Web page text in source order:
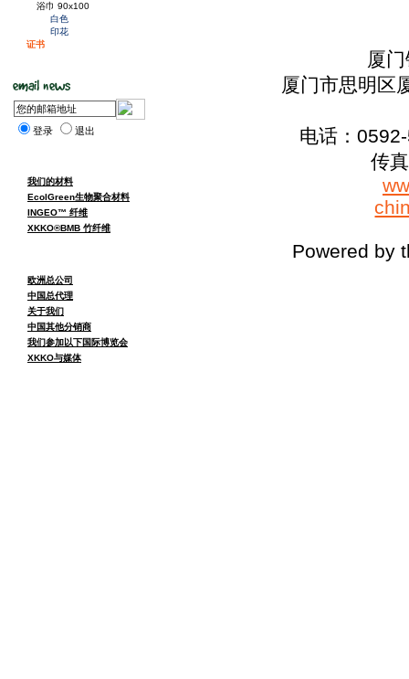
浴巾 90x100
白色
印花
证书
登录 退出
我们的材料
EcolGreen生物聚合材料
INGEO™ 纤维
XKKO®BMB 竹纤维
欧洲总公司
中国总代理
关于我们
中国其他分销商
我们参加以下国际博览会
XKKO与媒体
厦
厦门市思明区
电话：
传
Powered by